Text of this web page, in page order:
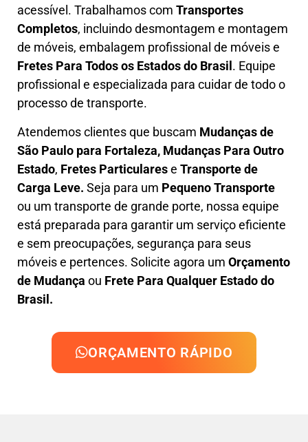
acessível. Trabalhamos com Transportes
Completos, incluindodesmontagem e montagem
de móveis, embalagem profissional de móveis e
Fretes Para Todos os Estados do Brasil . Equipe
profissional e especializada para cuidar de todo o
processo de transporte.
Atendemos clientes que buscam Mudançasde
São Paulo para Fortaleza, Mudanças Para Outro
Estado, Fretes Particularese Transportede
Carga Leve. Seja para um Pequeno Transporte
ou um transporte de grande porte, nossa equipe
está preparada para garantir um serviço eficiente
e sem preocupações, segurança para seus
móveis e pertences. Solicite agora um Orçamento
de Mudança ou Frete Para Qualquer Estado do
Brasil.
ORÇAMENTO RÁPIDO